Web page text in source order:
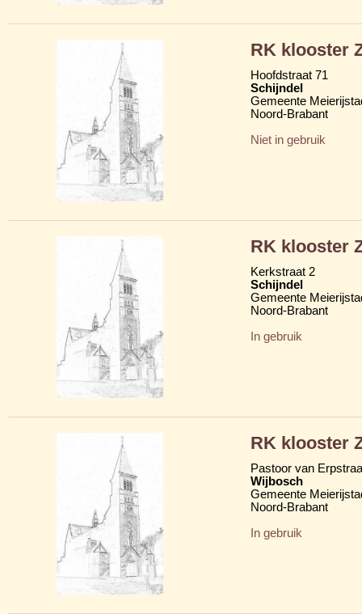
RK klooster
Hoofdstraat 71
Schijndel
Gemeente
Noord-Brabant
Niet in gebruik
RK klooster
Kerkstraat 2
Schijndel
Gemeente
Noord-Brabant
In gebruik
RK klooster
Pastoor van
Wijbosch
Gemeente
Noord-Brabant
In gebruik